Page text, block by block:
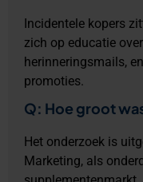
Incidentele kopers
zich op educatie
herinneringsmails,
promoties.
Q: Hoe groot
Het onderzoek is
Marketing, als